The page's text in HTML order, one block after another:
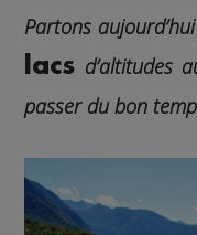
Partons
lacs d’altitudes
passer dubon